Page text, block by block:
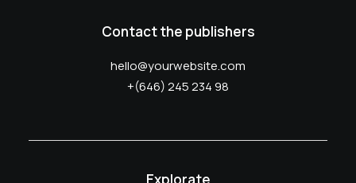
Contact the publishers
hello@yourwebsite.com
+(646) 245 234 98